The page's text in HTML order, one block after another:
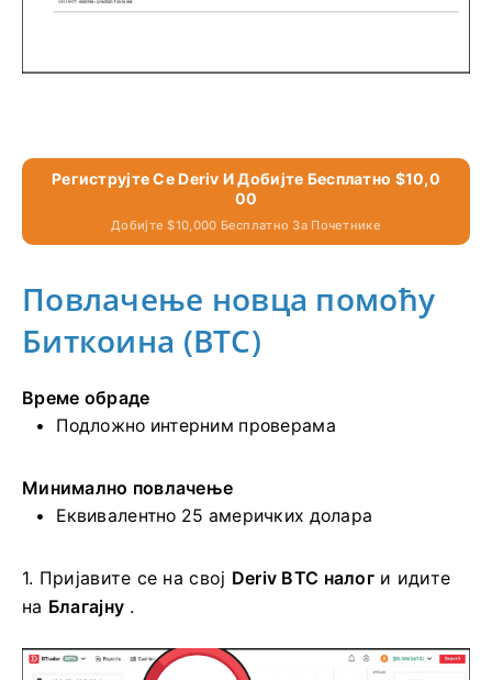
Региструјте Се Deriv И Добијте Бесплатно $10,0
00
Добијте $10,000 Бесплатно За Почетнике
Повлачење новца помоћу
Биткоина (BTC)
Време обраде
Подложно интерним проверама
Минимално повлачење
Еквивалентно 25 америчких долара
1. Пријавите се на свој Deriv BTC налоги идите
на Благајну .